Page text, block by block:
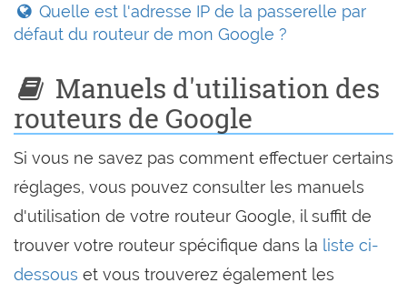
Quelle est l'adresse IP de la passerelle par
défaut du routeur de mon Google ?
Manuels d'utilisation des
routeurs de Google
Si vous ne savez pas comment effectuer certains
réglages, vous pouvez consulter les manuels
d'utilisation de votre routeur Google, il suffit de
trouver votre routeur spécifique dans la liste ci-
dessous et vous trouverez également les